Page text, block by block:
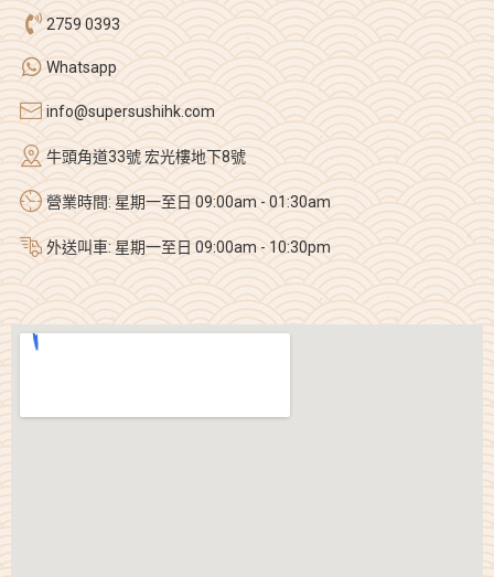
2759 0393
Whatsapp
info@supersushihk.com
牛頭角道33號 宏光樓地下8號
營業時間: 星期一至日 09:00am - 01:30am
外送叫車: 星期一至日 09:00am - 10:30pm